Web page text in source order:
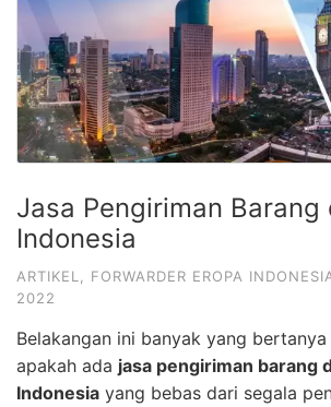
Jasa Pengiriman Barang
Indonesia
ARTIKEL FORWARDER EROPA
2022
Belakangan ini banyak yang bertanya
apakah ada jasa pengiriman barang
Indonesia yang bebas dari segala